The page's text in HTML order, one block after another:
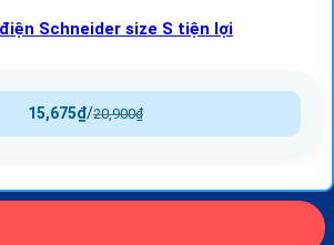
Schneider size S tiện lợi
20,900₫
/
15,675₫